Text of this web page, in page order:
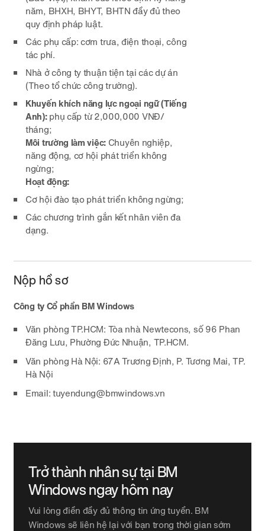
năm, BHXH, BHYT, BHTN đầy đủ theo
quy định pháp luật.
Các phụ cấp: cơm trưa, điện thoại, công
tác phí.
Nhà ở công ty thuận tiện tại các dự án
(Theo tổ chức công trường).
Khuyến khích năng lực ngoại ngữ (Tiếng
Anh):phụ cấp từ 2,000,000 VNĐ/
tháng;
Môi trường làm việc: Chuyên nghiệp,
năng động, cơ hội phát triển không
ngừng;
Hoạt động:
Cơ hội đào tạo phát triển không ngừng;
Các chương trình gắn kết nhân viên đa
dạng.
Nộp hồ sơ
Công ty Cổ phần BM Windows
Văn phòng TP.HCM: Tòa nhà Newtecons, số 96 Phan
Đăng Lưu, Phường Đức Nhuận, TP.HCM.
Văn phòng Hà Nội: 67A Trương Định, P. Tương Mai, TP.
Hà Nội
Email: tuyendung@bmwindows.vn
Trở thành nhân sự tại BM
Windows ngay hôm nay
Vui lòng điền đầy đủ thông tin ứng tuyển. BM
Windows sẽ liên hệ lại với bạn trong thời gian sớm